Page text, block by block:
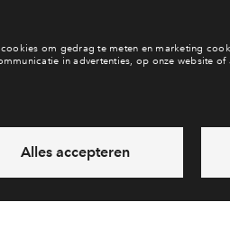
een vraag en wil je direct
6 dagen per week beschikbaar
via chat en